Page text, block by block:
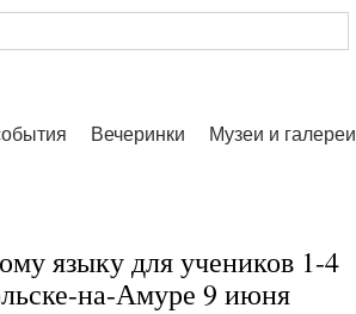
Вечеринки Музеи и галереи
языку для учеников 1-4
на-Амуре 9 июня